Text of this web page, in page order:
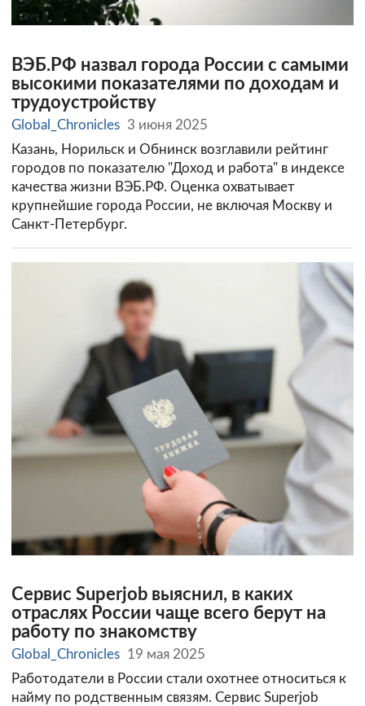
ВЭБ.РФ назвал города России с самыми
высокими показателями по доходам и
трудоустройству
Global_Chronicles 3 июня 2025
Казань, Норильск и Обнинск возглавили рейтинг
городов по показателю "Доход и работа" в индексе
качества жизни ВЭБ.РФ. Оценка охватывает
крупнейшие города России, не включая Москву и
Санкт-Петербург.
Сервис Superjob выяснил, в каких
отраслях России чаще всего берут на
работу по знакомству
Global_Chronicles 19 мая 2025
Работодатели в России стали охотнее относиться к
найму по родственным связям. Сервис Superjob